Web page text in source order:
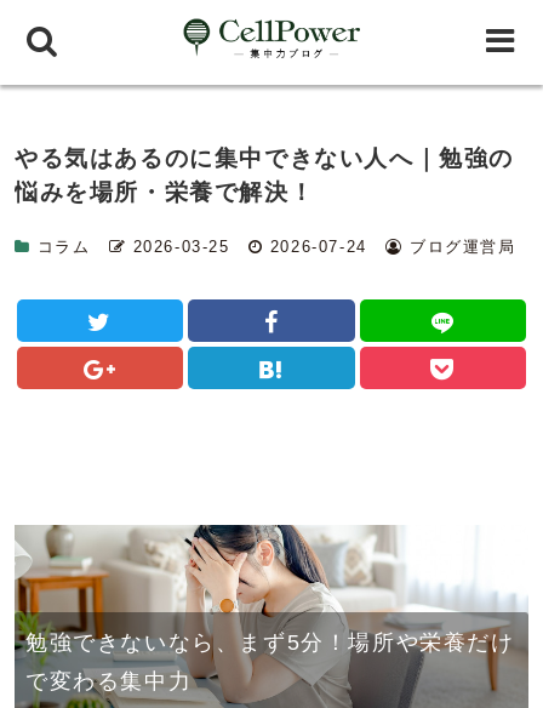
やる気はあるのに集中できない人へ｜勉強の
悩みを場所・栄養で解決！
コラム 2026-03-25 2026-07-24 ブログ運営局
勉強できないなら、まず5分！場所や栄養だけ
で変わる集中力